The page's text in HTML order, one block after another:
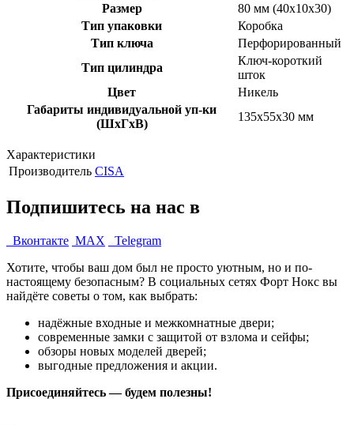
Размер
80 мм (40x10x30)
Тип упаковки
Коробка
Тип ключа
Перфорированный
Тип цилиндра
Ключ-короткий
шток
Цвет
Никель
Габариты индивидуальной уп-ки
(ШхГхВ)
135x55x30 мм
Характеристики
Производитель CISA
Подпишитесь на нас в
Вконтакте MAX
Telegram
Хотите, чтобы ваш дом был не просто уютным, но и по-
настоящему безопасным? В социальных сетях Форт Нокс вы
найдёте советы о том, как выбрать:
надёжные входные и межкомнатные двери;
современные замки с защитой от взлома и сейфы;
обзоры новых моделей дверей;
выгодные предложения и акции.
Присоединяйтесь — будем полезны!